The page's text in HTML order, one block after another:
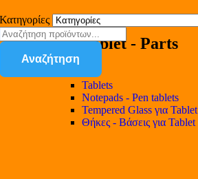
Tablet - Parts
Tablets
Notepads - Pen tablets
Tempered Glass για Tablet
Θήκες - Βάσεις για Tablet
Κατηγορίες
Αναζήτηση